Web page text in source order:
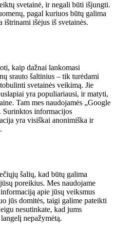
svetainė, ir negali būti išjungti.
pagal kuriuos būtų galima
ištrinami išėjus iš svetainės.
kaip dažnai lankomasi
srauto šaltinius – tik turėdami
svetainės veikimą. Jie
yra populiariausi, ir matyti,
Tam mes naudojamės „Google
Surinktos informacijos
yra visiškai anonimiška ir
šalių, kad būtų galima
poreikius. Mes naudojame
apie jūsų veiksmus
jūs domitės, taigi galime pateikti
nesutinkate, kad jums
nepažymėtą.